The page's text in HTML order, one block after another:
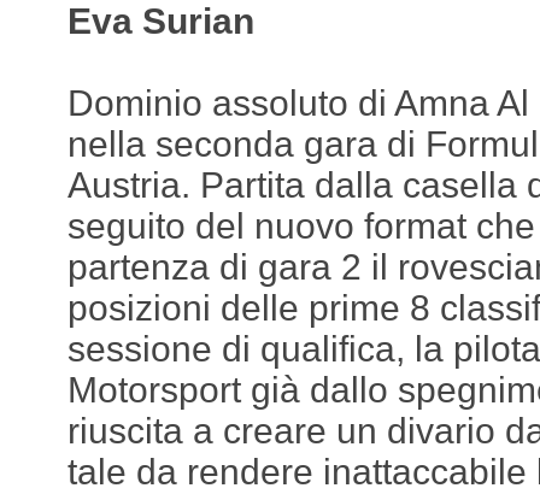
Eva Surian
Dominio assoluto di Amna
nella seconda gara di
Austria. Partita dalla casella
seguito del nuovo format
partenza di gara 2 il
posizioni delle prime 8
sessione di qualifica, la
Motorsport già dallo
riuscita a creare un divario
tale da rendere